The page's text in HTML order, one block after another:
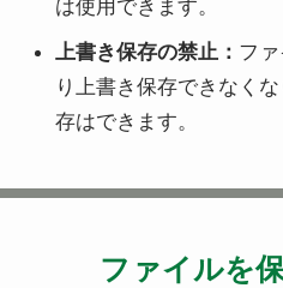
は使用できます。
上書き保存の禁止： フ
り上書き保存できなく
存はできます。
ファイルを